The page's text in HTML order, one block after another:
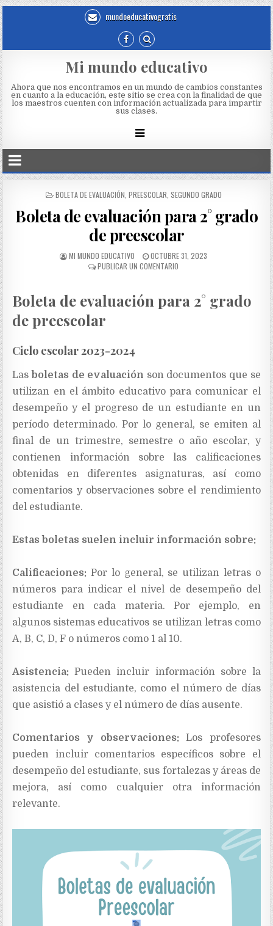
mundoeducativogratis
Mi mundo educativo
Ahora que nos encontramos en un mundo de cambios constantes
en cuanto a la educación, este sitio se crea con la finalidad de que
los maestros cuenten con información actualizada para impartir
sus clases.
BOLETA DE EVALUACIÓN PREESCOLAR SEGUNDO GRADO
Boleta de evaluación para 2° grado
de preescolar
MI MUNDO EDUCATIVO
OCTUBRE 31, 2023
PUBLICAR UN COMENTARIO
Boleta de evaluación para 2° grado
de preescolar
Ciclo escolar 2023-2024
Lasboletas de evaluación son documentos que se
utilizan en el ámbito educativo para comunicar el
desempeño y el progreso de un estudiante en un
período determinado. Por lo general, se emiten al
final de un trimestre, semestre o año escolar, y
contienen información sobre las calificaciones
obtenidas en diferentes asignaturas, así como
comentarios y observaciones sobre el rendimiento
del estudiante.
Estas boletas suelen incluir información sobre:
Calificaciones: Por lo general, se utilizan letras o
números para indicar el nivel de desempeño del
estudiante en cada materia. Por ejemplo, en
algunos sistemas educativos se utilizan letras como
A, B, C, D, F o números como 1 al 10.
Asistencia: Pueden incluir información sobre la
asistencia del estudiante, como el número de días
que asistió a clases y el número de días ausente.
Comentarios y observaciones: Los profesores
pueden incluir comentarios específicos sobre el
desempeño del estudiante, sus fortalezas y áreas de
mejora, así como cualquier otra información
relevante.